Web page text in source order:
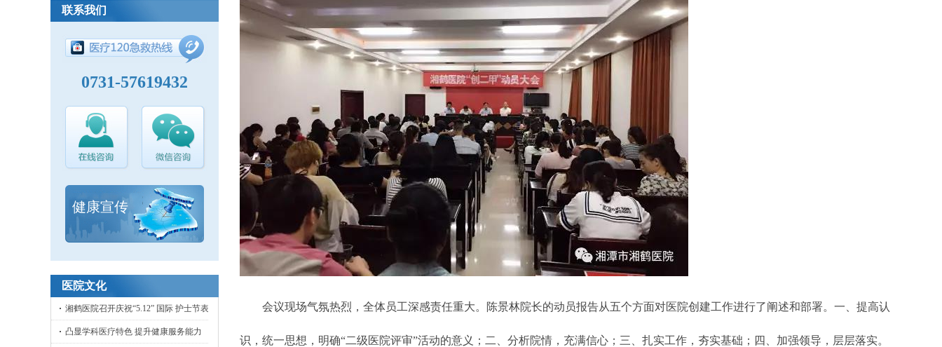
联系我们
0731-57619432
健康宣传
医院文化
湘鹤医院召开庆祝“5.12” 国际 护士节表彰大会
凸显学科医疗特色 提升健康服务能力
会议现场气氛热烈，全体员工深感责任重大。陈景林院长的动员报告从五个方面对医院创建工作进行了阐述和部署。一、提高认
识，统一思想，明确“二级医院评审”活动的意义；二、分析院情，充满信心；三、扎实工作，夯实基础；四、加强领导，层层落实。